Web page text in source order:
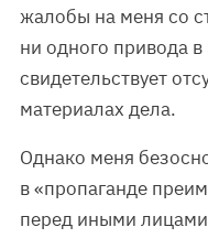
жалобы на меня со
ни одного привода
свидетельствует
материалах дела.
Однако меня
в «пропаганде
перед иными